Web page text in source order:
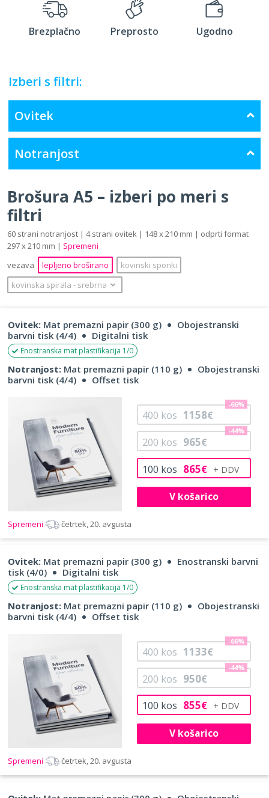
Brezplačno Preprosto Ugodno
Izberi s filtri:
Ovitek
Notranjost
Brošura A5 – izberi po meri s
filtri
60 strani notranjost | 4 strani ovitek | 148 x 210 mm | odprti format
297 x 210 mm | Spremeni
vezava
lepljeno broširano
kovinski sponki
kovinska spirala ‐ srebrna
Ovitek: Mat premazni papir (300 g)
Obojestranski
barvni tisk (4/4)
Digitalni tisk
Enostranska mat plastifikacija 1/0
Notranjost: Mat premazni papir (110 g)
Obojestranski
barvni tisk (4/4)
Offset tisk
100 kos 865€
200 kos 965€
-44%
400 kos 1158€
-66%
V košarico
Spremeni četrtek, 20. avgusta
Ovitek: Mat premazni papir (300 g)
Enostranski barvni
tisk (4/0)
Digitalni tisk
Enostranska mat plastifikacija 1/0
Notranjost: Mat premazni papir (110 g)
Obojestranski
barvni tisk (4/4)
Offset tisk
100 kos 855€
200 kos 950€
-44%
400 kos 1133€
-66%
V košarico
Spremeni četrtek, 20. avgusta